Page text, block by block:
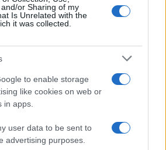
or Sharing of my
Is Unrelated with the
it was collected.
to enable storage
like cookies on web or
in apps.
user data to be sent to
advertising purposes.
il mito: perché non fu